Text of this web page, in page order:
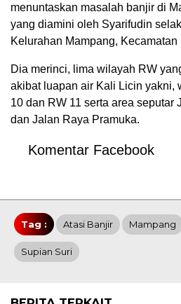
menuntaskan masalah banjir di
yang diamini oleh Syarifudin
Kelurahan Mampang, Kecamatan
Dia merinci, lima wilayah RW
akibat luapan air Kali Licin yakni,
10 dan RW 11 serta area seputar
dan Jalan Raya Pramuka.
Komentar Facebook
Tag : Atasi Banjir Mampang
Supian Suri